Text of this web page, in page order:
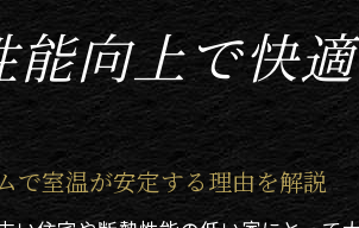
能向上で快
で室温が安定する理由を解説